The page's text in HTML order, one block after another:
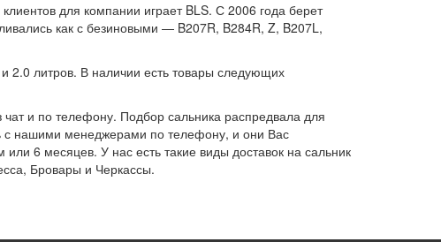
для компании играет BLS. С 2006 года берет
как с безиновыми — B207R, B284R, Z, B207L,
2.0 литров. В наличии есть товары следующих
и по телефону. Подбор сальника распредвала для
с нашими менеджерами по телефону, и они Вас
6 месяцев. У нас есть такие виды доставок на сальник
Бровары и Черкассы.